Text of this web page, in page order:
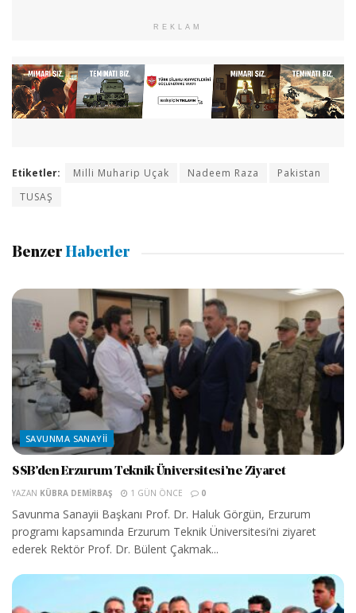
REKLAM
Etiketler: Milli Muharip Uçak Nadeem Raza
Pakistan
TUSAŞ
Benzer Haberler
SAVUNMA SANAYII
SSB’den Erzurum Teknik Üniversitesi’ne Ziyaret
YAZAN KÜBRA DEMIRBAŞ 1 GÜN ÖNCE 0
Savunma Sanayii Başkanı Prof. Dr. Haluk Görgün, Erzurum
programı kapsamında Erzurum Teknik Üniversitesi’ni ziyaret
ederek Rektör Prof. Dr. Bülent Çakmak...